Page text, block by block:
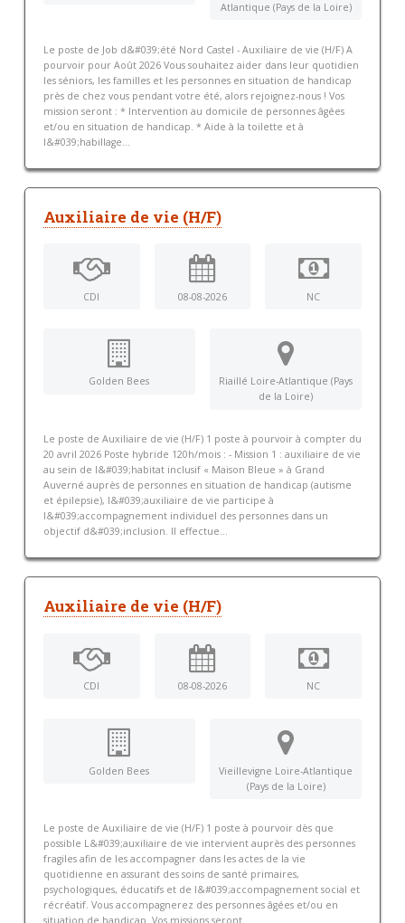
Atlantique (Pays de la Loire)
Le poste de Job d&#039;été Nord Castel - Auxiliaire de vie (H/F) A
pourvoir pour Août 2026 Vous souhaitez aider dans leur quotidien
les séniors, les familles et les personnes en situation de handicap
près de chez vous pendant votre été, alors rejoignez-nous ! Vos
mission seront : * Intervention au domicile de personnes âgées
et/ou en situation de handicap. * Aide à la toilette et à
l&#039;habillage...
Auxiliaire de vie (H/F)
CDI 08-08-2026 NC
Golden Bees
Riaillé Loire-Atlantique (Pays
de la Loire)
Le poste de Auxiliaire de vie (H/F) 1 poste à pourvoir à compter du
20 avril 2026 Poste hybride 120h/mois : - Mission 1 : auxiliaire de vie
au sein de l&#039;habitat inclusif « Maison Bleue » à Grand
Auverné auprès de personnes en situation de handicap (autisme
et épilepsie), l&#039;auxiliaire de vie participe à
l&#039;accompagnement individuel des personnes dans un
objectif d&#039;inclusion. Il effectue...
Auxiliaire de vie (H/F)
CDI 08-08-2026 NC
Golden Bees
Vieillevigne Loire-Atlantique
(Pays de la Loire)
Le poste de Auxiliaire de vie (H/F) 1 poste à pourvoir dès que
possible L&#039;auxiliaire de vie intervient auprès des personnes
fragiles afin de les accompagner dans les actes de la vie
quotidienne en assurant des soins de santé primaires,
psychologiques, éducatifs et de l&#039;accompagnement social et
récréatif. Vous accompagnerez des personnes âgées et/ou en